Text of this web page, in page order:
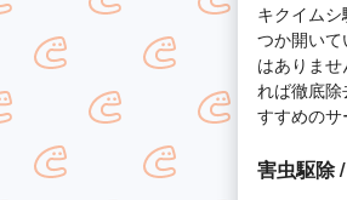
キクイム
つか開い
はありま
れば徹底
すすめのサ
害虫駆除